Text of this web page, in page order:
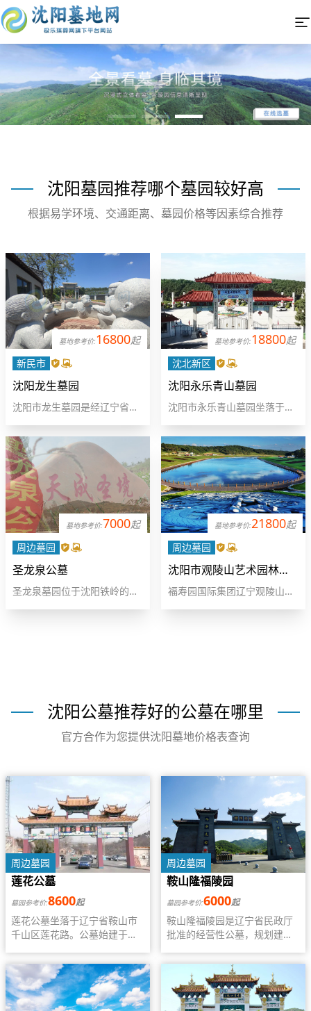
沈阳墓园推荐哪个墓园较好高
根据易学环境、交通距离、墓园价格等因素综合推荐
墓地参考价:16800起
新民市
沈阳龙生墓园
沈阳市龙生墓园是经辽宁省民
园区位于辽河岸边，坐落于新
民市东蛇山子乡荆家房申村。
沿黄河北大街101国道至马虎
山大桥左转即是，距沈阳约38
公里。这里鸟语花
墓地参考价:18800起
沈北新区
沈阳永乐青山墓园
沈阳市永乐青山墓园坐落于沈
省民政厅2004年3月正式批准
的经营性墓园（辽民经墓字90
号），交通便利，距沈阳市区
40余公里。园区按照“人文生
态园林”的理念，精
墓地参考价:7000起
周边墓园
圣龙泉公墓
圣龙泉墓园位于沈阳铁岭的交
墓地参考价:21800起
周边墓园
沈阳市观陵山艺术园林公墓
福寿园国际集团辽宁观陵山艺
沈阳公墓推荐好的公墓在哪里
官方合作为您提供沈阳墓地价格表查询
周边墓园
莲花公墓
墓园参考价:8600起
莲花公墓坐落于辽宁省鞍山市
千山区莲花路。公墓始建于
同仙人台相对。远眺墓区群山
环绕，气势磅礴，玉碑如林雅
致壮观，沿阶攀顶柏翠松青，
蝶飞鸟鸣赏心悦目。
周边墓园
鞍山隆福陵园
墓园参考价:6000起
鞍山隆福陵园是辽宁省民政厅
批准的经营性公墓，规划建设
体小型化，墓碑艺术化，葬法
多样化，祭祀环保化，服务人
性化的标准”。